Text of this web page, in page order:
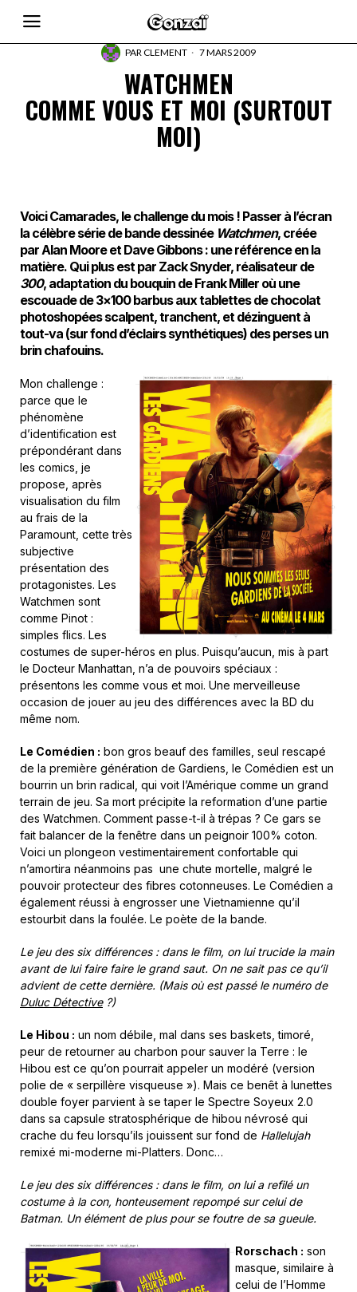
PARCLEMENT 7 MARS 2009
WATCHMEN
COMME VOUS ET MOI (SURTOUT
MOI)
Voici Camarades, le challenge du mois ! Passer à l’écran
la célèbre série de bande dessinée Watchmen, créée
par Alan Moore et Dave Gibbons : une référence en la
matière. Qui plus est par Zack Snyder, réalisateur de
300, adaptation du bouquin de Frank Miller où une
escouade de 3×100 barbus aux tablettes de chocolat
photoshopées scalpent, tranchent, et dézinguent à
tout-va (sur fond d’éclairs synthétiques) des perses un
brin chafouins.
Mon challenge :
parce que le
phénomène
d’identification est
prépondérant dans
les comics, je
propose, après
visualisation du film
au frais de la
Paramount, cette très
subjective
présentation des
protagonistes. Les
Watchmen sont
comme Pinot :
simples flics. Les
costumes de super-héros en plus. Puisqu’aucun, mis à part
le Docteur Manhattan, n’a de pouvoirs spéciaux :
présentons les comme vous et moi. Une merveilleuse
occasion de jouer au jeu des différences avec la BD du
même nom.
Le Comédien : bon gros beauf des familles, seul rescapé
de la première génération de Gardiens, le Comédien est un
bourrin un brin radical, qui voit l’Amérique comme un grand
terrain de jeu. Sa mort précipite la reformation d’une partie
des Watchmen. Comment passe-t-il à trépas ? Ce gars se
fait balancer de la fenêtre dans un peignoir 100% coton.
Voici un plongeon vestimentairement confortable qui
n’amortira néanmoins pas une chute mortelle, malgré le
pouvoir protecteur des fibres cotonneuses. Le Comédien a
également réussi à engrosser une Vietnamienne qu’il
estourbit dans la foulée. Le poète de la bande.
Le jeu des six différences : dans le film, on lui trucide la main
avant de lui faire faire le grand saut. On ne sait pas ce qu’il
advient de cette dernière. (Mais où est passé le numéro de
Duluc Détective?)
Le Hibou : un nom débile, mal dans ses baskets, timoré,
peur de retourner au charbon pour sauver la Terre : le
Hibou est ce qu’on pourrait appeler un modéré (version
polie de « serpillère visqueuse »). Mais ce benêt à lunettes
double foyer parvient à se taper le Spectre Soyeux 2.0
dans sa capsule stratosphérique de hibou névrosé qui
crache du feu lorsqu’ils jouissent sur fond de Hallelujah
remixé mi-moderne mi-Platters. Donc…
Le jeu des six différences : dans le film, on lui a refilé un
costume à la con, honteusement repompé sur celui de
Batman. Un élément de plus pour se foutre de sa gueule.
Rorschach : son
masque, similaire à
celui de l’Homme